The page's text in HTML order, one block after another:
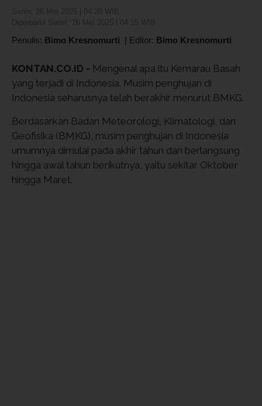
Penulis: Bimo Kresnomurti | Editor: Bimo Kresnomurti
KONTAN.CO.ID - Mengenal apa itu Kemarau Basah
yang terjadi di Indonesia. Musim penghujan di
Indonesia seharusnya telah berakhir menurut BMKG.
Berdasarkan Badan Meteorologi, Klimatologi, dan
Geofisika (BMKG), musim penghujan di Indonesia
umumnya dimulai pada akhir tahun dan berlangsung
hingga awal tahun berikutnya, yaitu sekitar Oktober
hingga Maret.